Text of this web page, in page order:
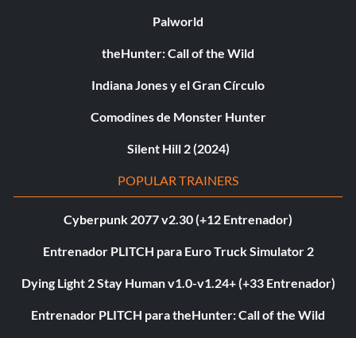
Palworld
theHunter: Call of the Wild
Indiana Jones y el Gran Círculo
Comodines de Monster Hunter
Silent Hill 2 (2024)
POPULAR TRAINERS
Cyberpunk 2077 v2.30 (+12 Entrenador)
Entrenador PLITCH para Euro Truck Simulator 2
Dying Light 2 Stay Human v1.0-v1.24+ (+33 Entrenador)
Entrenador PLITCH para theHunter: Call of the Wild